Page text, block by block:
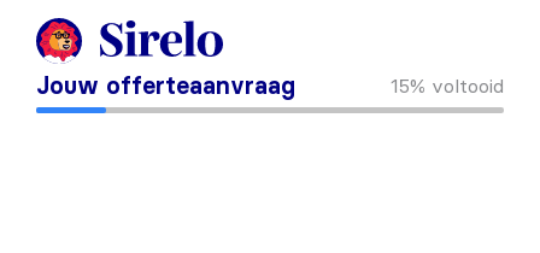
Jouw offerteaanvraag 15% voltooid